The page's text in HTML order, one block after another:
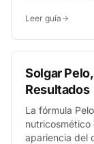
prevenir
cansancio y la
Leer guía
Solgar
Resultados
La fórmula
nutricosmético
apariencia del